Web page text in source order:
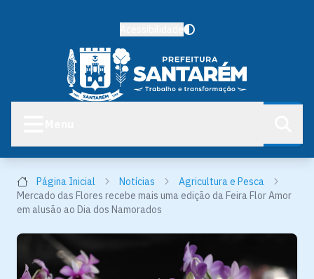
Página Inicial Notícias
Agricultura e Pesca
Mercado das Flores recebe mais uma edição da Feira Flor Amor
em alusão ao Dia dos Namorados